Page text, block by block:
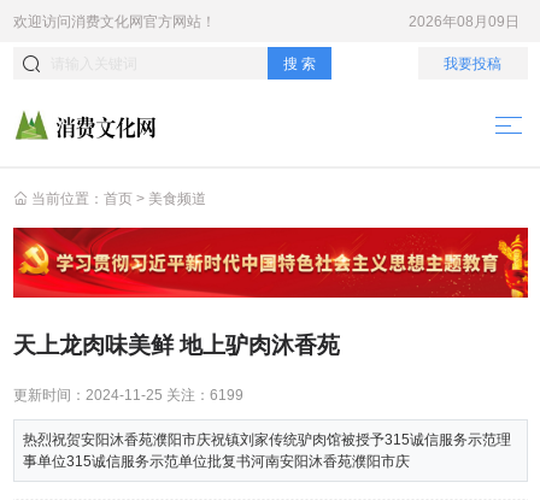
欢迎访问消费文化网官方网站！ 2026年08月09日
搜 索 我要投稿
当前位置： 首页 > 美食频道
天上龙肉味美鲜 地上驴肉沐香苑
更新时间： 2024-11-25 关注： 6199
热烈祝贺安阳沐香苑濮阳市庆祝镇刘家传统驴肉馆被授予315诚信服务示范理
事单位315诚信服务示范单位批复书河南安阳沐香苑濮阳市庆